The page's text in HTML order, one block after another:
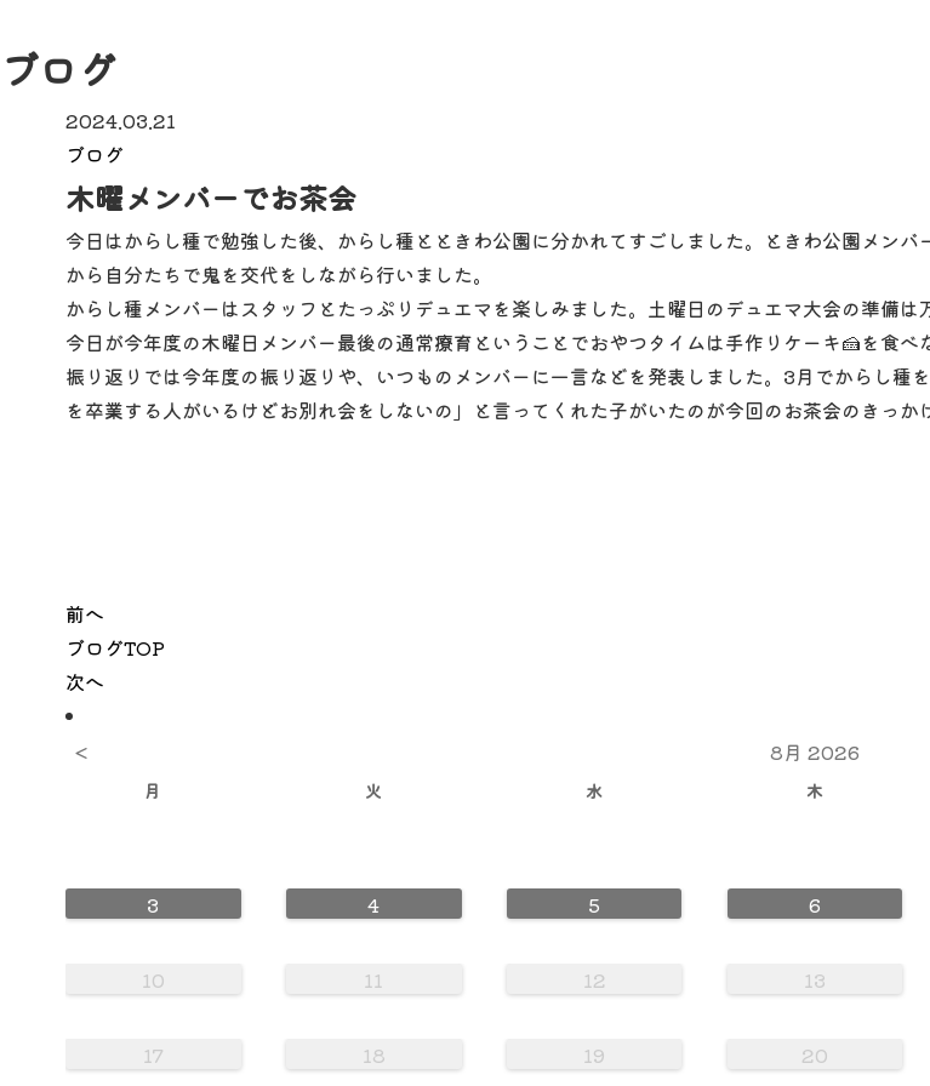
ブログ
2024.03.21
ブログ
木曜メンバーでお茶会
今日はからし種で勉強した後、からし種とときわ公園に分かれてすごしました。ときわ公園メン
から自分たちで鬼を交代をしながら行いました。
からし種メンバーはスタッフとたっぷりデュエマを楽しみました。土曜日のデュエマ大会の準備は
今日が今年度の木曜日メンバー最後の通常療育ということでおやつタイムは手作りケーキ🍰を食べ
振り返りでは今年度の振り返りや、いつものメンバーに一言などを発表しました。3月でからし
を卒業する人がいるけどお別れ会をしないの」と言ってくれた子がいたのが今回のお茶会のきっか
前へ
ブログTOP
次へ
< 8月 2026
月 火 水 木
3 4 5 6
10 11 12 13
17 18 19 20